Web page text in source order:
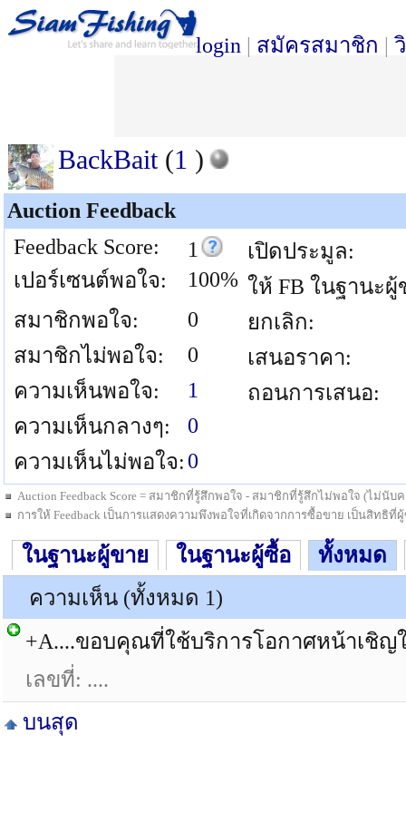
login | สมัครสมาชิก |
BackBait(1 )
Auction Feedback
Feedback Score:
1
เปอร์เซนต์พอใจ:
100%
สมาชิกพอใจ:
0
สมาชิกไม่พอใจ:
0
ความเห็นพอใจ:
1
ความเห็นกลางๆ:
0
ความเห็นไม่พอใจ: 0
เปิดประมูล:
ให้ FB ในฐานะผู้
ยกเลิก:
เสนอราคา:
ถอนการเสนอ:
Auction Feedback Score = สมาชิกที่รู้สึกพอใจ - สมาชิกที่รู้สึกไม่พอใจ (ไม่นั
การให้ Feedback เป็นการแสดงความพึงพอใจที่เกิดจากการซื้อขาย เป็นสิทธิ
ในฐานะผู้ขาย ในฐานะผู้ซื้อ
ทั้งหมด
ความเห็น (ทั้งหมด 1)
+A....ขอบคุณที่ใช้บริการโอกาศหน้าเชิญ
เลขที่: ....
บนสุด